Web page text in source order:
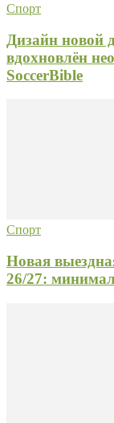
Спорт
Дизайн новой
вдохновлён
SoccerBible
Спорт
Новая
26/27: